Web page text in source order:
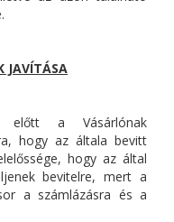
JAVÍTÁSA
előtt a Vásárlónak
hogy az általa bevitt
hogy az által
bevitelre, mert a
a számlázásra és a